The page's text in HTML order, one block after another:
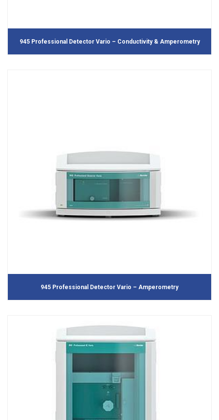
945 Professional Detector Vario – Conductivity & Amperometry
945 Professional Detector Vario – Amperometry